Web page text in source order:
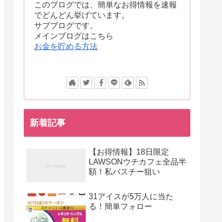
このブログでは、簡単なお得情報を速報
でどんどん挙げています。
サブブログです。
メインブログはこちら
お金を貯める方法
新着記事
【お得情報】18日限定
LAWSONウチカフェ全品半
額！私バスチー狙い
31アイスが5万人に当た
る！簡単フォロー